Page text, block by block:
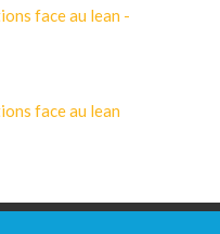
face au lean -
face au lean